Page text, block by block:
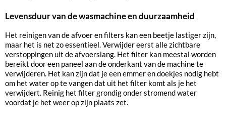
Levensduur van de wasmachine en duurzaamheid
Het reinigen van de afvoer en filters kan een beetje lastiger zijn,
maar het is net zo essentieel. Verwijder eerst alle zichtbare
verstoppingen uit de afvoerslang. Het filter kan meestal worden
bereikt door een paneel aan de onderkant van de machine te
verwijderen. Het kan zijn dat je een emmer en doekjes nodig hebt
om het water op te vangen dat uit het filter komt als je het
verwijdert. Reinig het filter grondig onder stromend water
voordat je het weer op zijn plaats zet.